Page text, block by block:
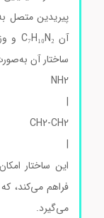
پیریدین متصل به
ساختار آن به‌صورت
NH2
CH2-CH2
این ساختار امکان
فراهم می‌کند، که
می‌گیرد.